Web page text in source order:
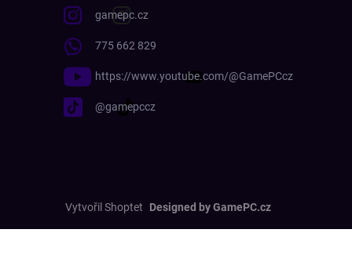
gamepc.cz
775 662 829
https://www.youtube.com/@GamePCcz
@gamepccz
Vytvořil Shoptet